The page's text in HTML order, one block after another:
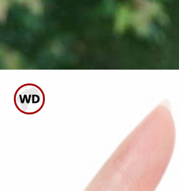
ಅಲ್ಯೂವೀರಾ ತಂಪು
ಸುಟ್ಟ ಗಾಯವಾದ
ಹಚ್ಚಿಕೊಂಡು